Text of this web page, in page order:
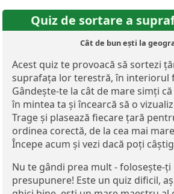
Quiz de sortare a
Cât de bun ești la
Acest quiz te provoacă să sortezi
suprafața lor terestră, în interiorul
Gândește-te la cât de mare simți
în mintea ta și încearcă să o
Trage și plasează fiecare țară
ordinea corectă, de la cea mai
Începe acum și vezi dacă poți
Nu te gândi prea mult - folosește-ți
presupunere! Este un quiz dificil,